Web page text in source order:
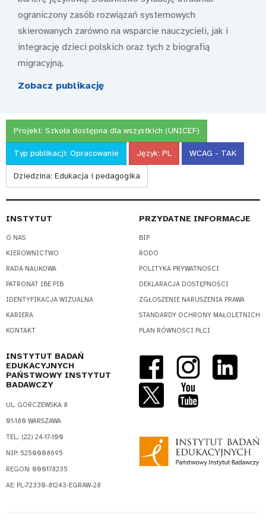
ograniczony zasób rozwiązań systemowych
skierowanych zarówno na wsparcie nauczycieli, jak i
integrację dzieci polskich oraz tych z biografią
migracyjną.
Zobacz publikację
Projekt: Szkoła dostępna dla wszystkich (UNICEF)
Typ publikacji: Opracowanie Język: PL WCAG - TAK
Dziedzina: Edukacja i pedagogika
INSTYTUT
O NAS
KIEROWNICTWO
RADA NAUKOWA
PATRONAT IBE PIB
IDENTYFIKACJA WIZUALNA
KARIERA
KONTAKT
PRZYDATNE INFORMACJE
BIP
RODO
POLITYKA PRYWATNOŚCI
DEKLARACJA DOSTĘPNOŚCI
ZGŁOSZENIE NARUSZENIA PRAWA
STANDARDY OCHRONY MAŁOLETNICH
PLAN RÓWNOŚCI PŁCI
INSTYTUT BADAŃ
EDUKACYJNYCH
PAŃSTWOWY INSTYTUT
BADAWCZY
UL. GÓRCZEWSKA 8
01-180 WARSZAWA
TEL.: (22) 24-17-100
NIP: 5250008695
REGON: 000178235
AE: PL-72330-81243-EGRAW-28